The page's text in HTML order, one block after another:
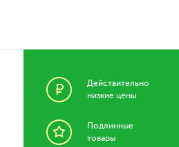
Действительно
низкие цены
Подлинные
товары